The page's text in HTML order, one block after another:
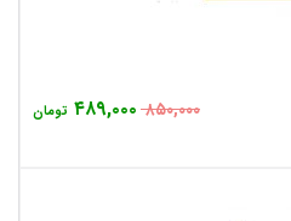
۸۵۰,۰۰۰ ۴۸۹,۰۰۰ تومان